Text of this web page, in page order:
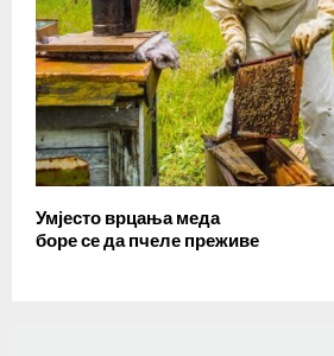
Умјесто врцања меда
боре се да пчеле преживе